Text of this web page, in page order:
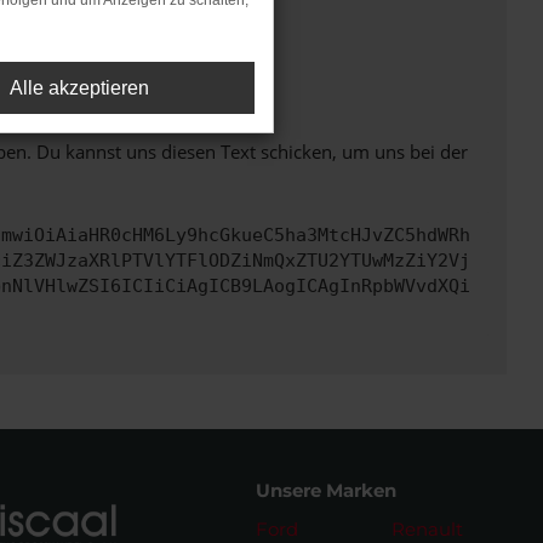
unterstützt werden.
Du kannst uns diesen Text schicken, um uns bei der
Unsere Marken
Ford
Renault
Alle akzeptieren